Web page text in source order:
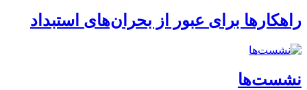
راهکارها برای عبور از بحران‌های استبداد
نشست‌ها